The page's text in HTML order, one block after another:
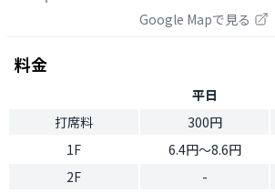
Google Mapで見る
料金
平日
打席料
300円
1F
6.4円〜8.6円
2F
-